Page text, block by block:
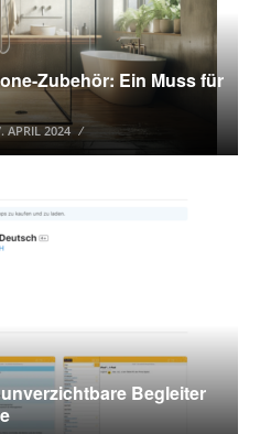
Zubehör: Ein Muss für
APRIL 2024
Begleiter